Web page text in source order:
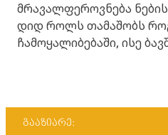
მრავალფეროვნება
დიდ როლს თამაშობს
ჩამოყალიბებაში, ისე
გააზიარე: